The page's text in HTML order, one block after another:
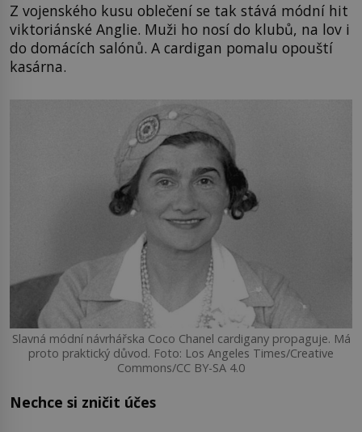
Z vojenského kusu oblečení se tak stává módní hit
viktoriánské Anglie. Muži ho nosí do klubů, na lov i
do domácích salónů. A cardigan pomalu opouští
kasárna.
Slavná módní návrhářska Coco Chanel cardigany propaguje. Má
proto praktický důvod. Foto: Los Angeles Times/Creative
Commons/CC BY-SA 4.0
Nechce si zničit účes